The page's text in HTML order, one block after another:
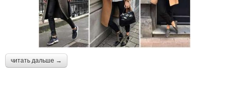
читать дальше →